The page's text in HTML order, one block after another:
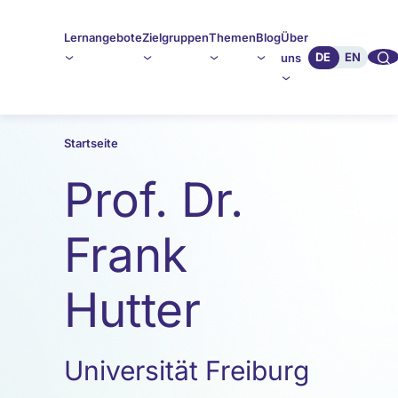
LernangeboteZielgruppenThemenBlogÜber
uns
DE EN 🔍︎︎
Startseite
Prof. Dr.
Frank
Hutter
Universität Freiburg